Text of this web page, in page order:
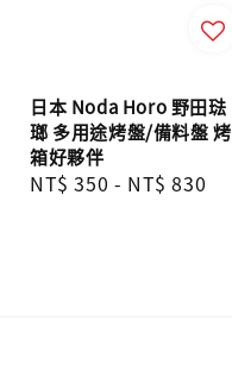
日本 Noda Horo 野田琺
瑯 多用途烤盤/備料盤 烤
箱好夥伴
Regular
NT$ 350 - NT$ 830